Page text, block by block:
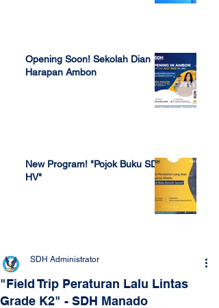
Opening Soon! Sekolah Dian
Harapan Ambon
New Program! "Pojok Buku SDH
HV"
"Field Trip Peraturan Lalu Lintas
Grade K2" - SDH Manado
SDH Administrator